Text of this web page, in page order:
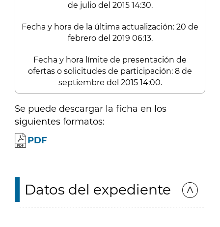
de julio del 2015 14:30.
Fecha y hora de la última actualización: 20 de
febrero del 2019 06:13.
Fecha y hora límite de presentación de
ofertas o solicitudes de participación: 8 de
septiembre del 2015 14:00.
Se puede descargar la ficha en los
siguientes formatos:
PDF
Datos del expediente